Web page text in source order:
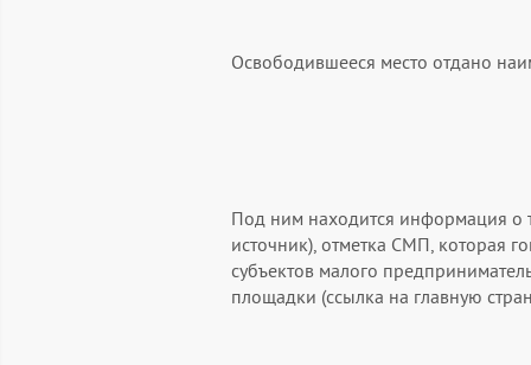
Освободившееся место отдано
Под ним находится информация о
источник), отметка СМП, которая
субъектов малого
площадки (ссылка на главную